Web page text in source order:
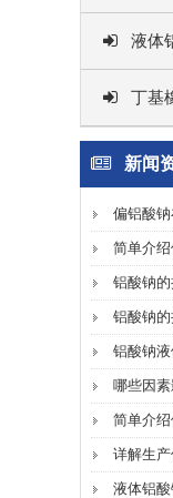
液体
丁基
新闻
偏铝酸
简单介
铝酸钠
铝酸钠
铝酸钠
哪些因
简单介
详解生
液体铝